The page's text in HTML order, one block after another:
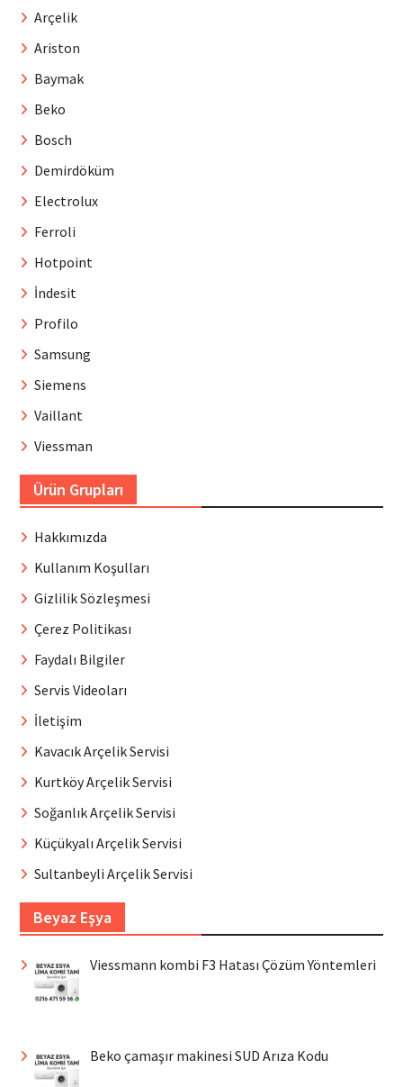
Arçelik
Ariston
Baymak
Beko
Bosch
Demirdöküm
Electrolux
Ferroli
Hotpoint
İndesit
Profilo
Samsung
Siemens
Vaillant
Viessman
Ürün Grupları
Hakkımızda
Kullanım Koşulları
Gizlilik Sözleşmesi
Çerez Politikası
Faydalı Bilgiler
Servis Videoları
İletişim
Kavacık Arçelik Servisi
Kurtköy Arçelik Servisi
Soğanlık Arçelik Servisi
Küçükyalı Arçelik Servisi
Sultanbeyli Arçelik Servisi
Beyaz Eşya
Viessmann kombi F3 Hatası Çözüm Yöntemleri
Beko çamaşır makinesi SUD Arıza Kodu